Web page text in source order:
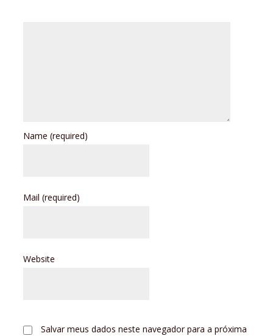
Name(required)
Mail(required)
Website
Salvar meus dados neste navegador para a próxima